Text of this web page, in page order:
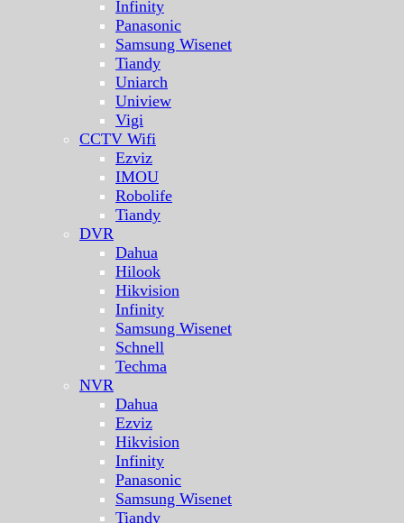
Infinity
Panasonic
Samsung Wisenet
Tiandy
Uniarch
Uniview
Vigi
CCTV Wifi
Ezviz
IMOU
Robolife
Tiandy
DVR
Dahua
Hilook
Hikvision
Infinity
Samsung Wisenet
Schnell
Techma
NVR
Dahua
Ezviz
Hikvision
Infinity
Panasonic
Samsung Wisenet
Tiandy